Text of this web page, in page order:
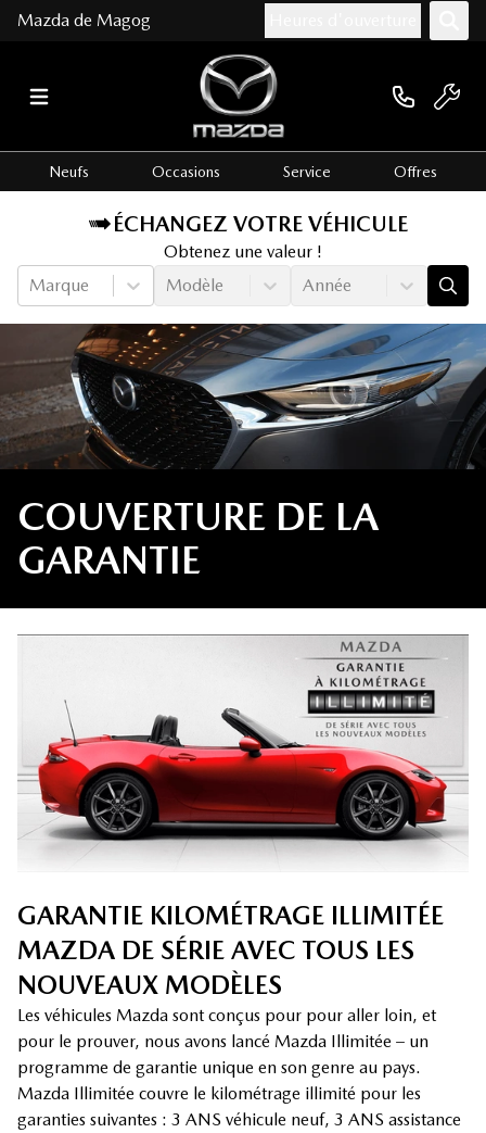
Mazda de Magog
Neufs Occasions Service Offres
ÉCHANGEZ VOTRE VÉHICULE
Obtenez une valeur !
Marque
Modèle Année
COUVERTURE DE LA
GARANTIE
GARANTIE KILOMÉTRAGE ILLIMITÉE
MAZDA DE SÉRIE AVEC TOUS LES
NOUVEAUX MODÈLES
Les véhicules Mazda sont conçus pour pour aller loin, et
pour le prouver, nous avons lancé Mazda Illimitée – un
programme de garantie unique en son genre au pays.
Mazda Illimitée couvre le kilométrage illimité pour les
garanties suivantes : 3 ANS véhicule neuf, 3 ANS assistance